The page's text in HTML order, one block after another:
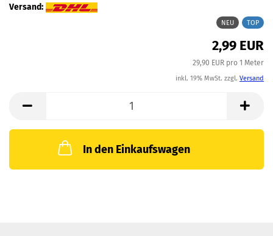
Versand:
NEU TOP
2,99 EUR
29,90 EUR pro 1 Meter
inkl. 19% MwSt. zzgl. Versand
In den Einkaufswagen